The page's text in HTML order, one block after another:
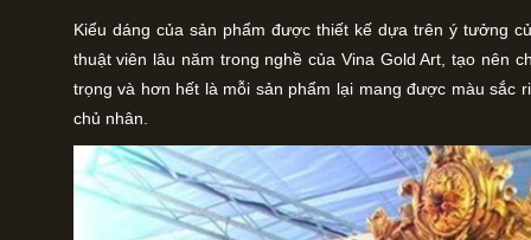
Kiểu dáng của sản phẩm được thiết kế dựa trên ý tưởng
thuật viên lâu năm trong nghề của Vina Gold Art, tạo nên
trọng và hơn hết là mỗi sản phẩm lại mang được màu sắc
chủ nhân.